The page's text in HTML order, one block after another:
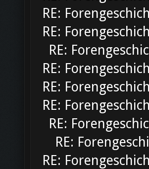
RE:
RE:
RE:
RE:
RE:
RE:
RE:
RE:
RE: